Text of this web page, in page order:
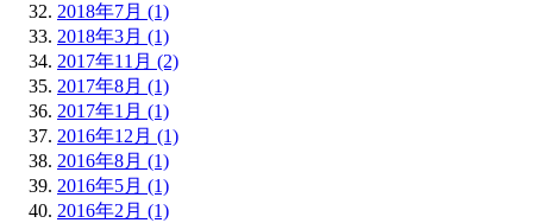
2018年7月 (1)
2018年3月 (1)
2017年11月 (2)
2017年8月 (1)
2017年1月 (1)
2016年12月 (1)
2016年8月 (1)
2016年5月 (1)
2016年2月 (1)